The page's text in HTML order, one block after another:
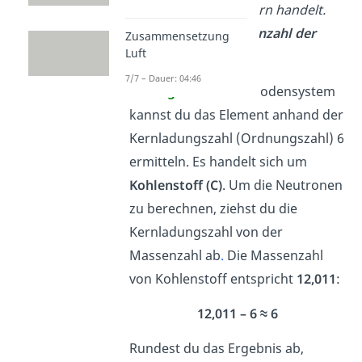
im Kern handelt.
Bestimme auch die
Anzahl der
Neutronen
Mit dem Periodensystem
kannst du das Element anhand der
Kernladungszahl (Ordnungszahl) 6
ermitteln. Es handelt sich um
Kohlenstoff (C). Um die Neutronen
zu berechnen, ziehst du die
Kernladungszahl von der
Massenzahl ab. Die Massenzahl
von Kohlenstoff entspricht 12,011:
12,011 – 6 ≈ 6
Rundest du das Ergebnis ab,
Zusammensetzung
Luft
7/7 – Dauer: 04:46